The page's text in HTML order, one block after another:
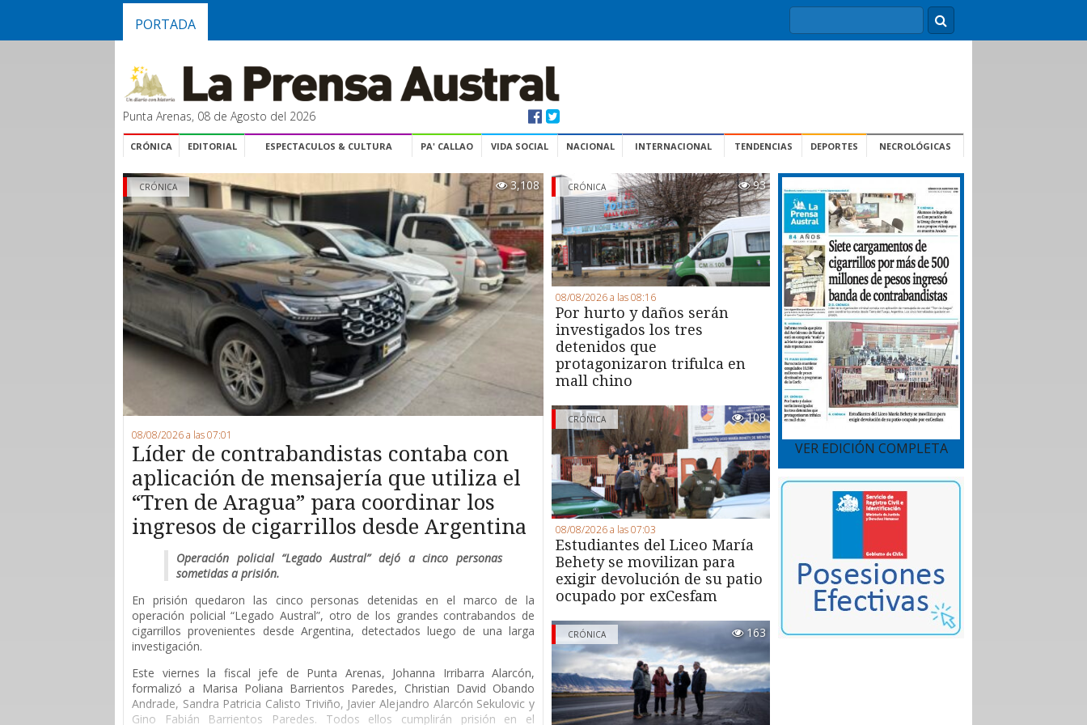
PORTADA
Punta Arenas, 08 de Agosto del 2026
CRÓNICA EDITORIAL ESPECTACULOS & CULTURA PA' CALLAO VIDA SOCIAL NACIONAL INTERNACIONAL TENDENCIAS DEPORTES NECROLÓGICAS
3,108
CRÓNICA
08/08/2026 a las 07:01
Líder de contrabandistas contaba con
aplicación de mensajería que utiliza el
“Tren de Aragua” para coordinar los
ingresos de cigarrillos desde Argentina
Operación policial “Legado Austral” dejó a cinco personas
sometidas a prisión.
En prisión quedaron las cinco personas detenidas en el marco de la
operación policial “Legado Austral”, otro de los grandes contrabandos de
cigarrillos provenientes desde Argentina, detectados luego de una larga
investigación.
Este viernes la fiscal jefe de Punta Arenas, Johanna Irribarra Alarcón,
formalizó a Marisa Poliana Barrientos Paredes, Christian David Obando
Andrade, Sandra Patricia Calisto Triviño, Javier Alejandro Alarcón Sekulovic y
Gino Fabián Barrientos Paredes. Todos ellos cumplirán prisión en el
CRÓNICA 93
08/08/2026 a las 08:16
Por hurto y daños serán
investigados los tres
detenidos que
protagonizaron trifulca en
mall chino
CRÓNICA 108
08/08/2026 a las 07:03
Estudiantes del Liceo María
Behety se movilizan para
exigir devolución de su patio
ocupado por exCesfam
CRÓNICA 163
VER EDICIÓN COMPLETA